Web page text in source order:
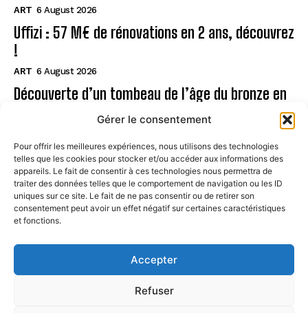
Gérer le consentement
Pour offrir les meilleures expériences, nous utilisons des technologies
telles que les cookies pour stocker et/ou accéder aux informations des
appareils. Le fait de consentir à ces technologies nous permettra de
traiter des données telles que le comportement de navigation ou les ID
uniques sur ce site. Le fait de ne pas consentir ou de retirer son
consentement peut avoir un effet négatif sur certaines caractéristiques
et fonctions.
Accepter
Refuser
ART 6 August 2026
Uffizi : 57 M€ de rénovations en 2 ans, découvrez
!
ART 6 August 2026
Découverte d’un tombeau de l’âge du bronze en
Page
CONTACT
MENTIONS LÉGALES